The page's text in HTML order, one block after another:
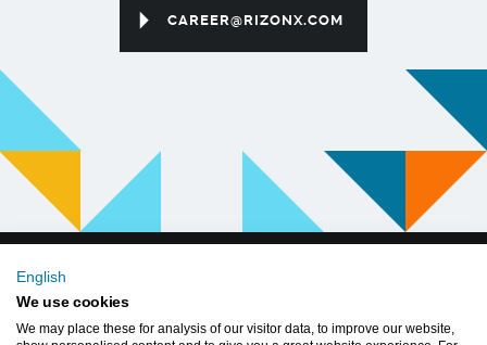
CAREER@RIZONX.COM
English
We use cookies
We may place these for analysis of our visitor data, to improve our website,